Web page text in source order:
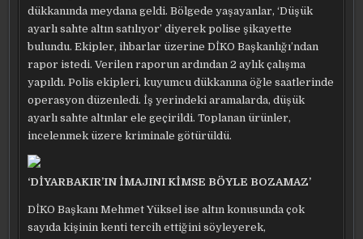
dükkanında meydana geldi. Bölgede yaşayanlar, ‘Düşük
ayarlı sahte altın satılıyor’ diyerek polise şikayette
bulundu. Ekipler, ihbarlar üzerine DİKO Başkanlığı’ndan
rapor istedi. Verilen raporun ardından 2 aylık çalışma
yapıldı. Polis ekipleri, kuyumcu dükkanına öğle saatlerinde
operasyon düzenledi. İş yerindeki aramalarda, düşük
ayarlı sahte altınlar ele geçirildi. Toplanan ürünler,
incelenmek üzere kriminale götürüldü.
‘DİYARBAKIR’IN İMAJINI KİMSE BÖYLE BOZAMAZ’
DİKO Başkanı Mehmet Yüksel ise altın konusunda çok
sayıda kişinin kenti tercih ettiğini söyleyerek,